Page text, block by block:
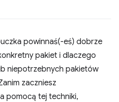
powinnaś(-eś) dobrze
pakiet i dlaczego
niepotrzebnych pakietów
zaczniesz
pomocą tej techniki,